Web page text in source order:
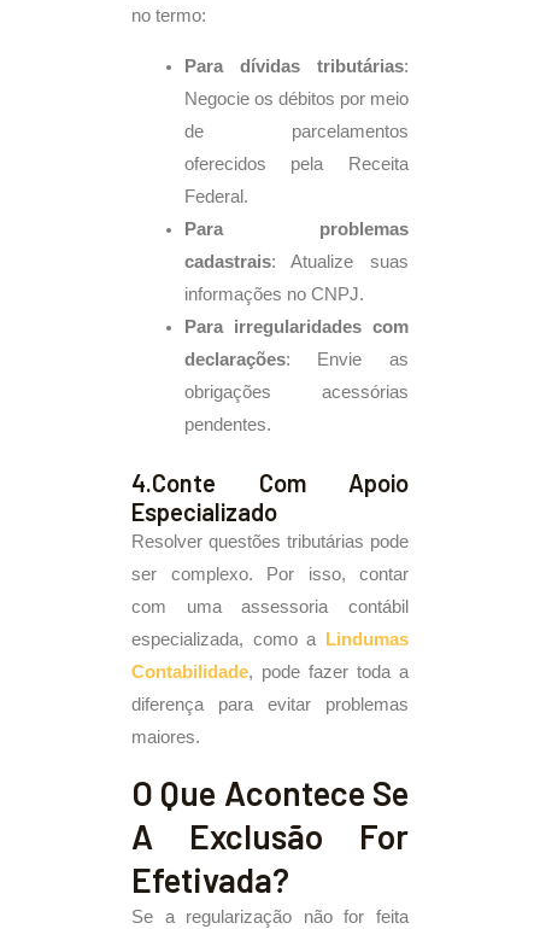
no termo:
Para dívidas tributárias:
Negocie os débitos por meio
de parcelamentos
oferecidos pela Receita
Federal.
Para problemas
cadastrais: Atualize suas
informações no CNPJ.
Para irregularidades com
declarações: Envie as
obrigações acessórias
pendentes.
4.Conte Com Apoio
Especializado
Resolver questões tributárias pode
ser complexo. Por isso, contar
com uma assessoria contábil
especializada, como a
Lindumas
Contabilidade, pode fazer toda a
diferença para evitar problemas
maiores.
O Que Acontece Se
A Exclusão For
Efetivada?
Se a regularização não for feita